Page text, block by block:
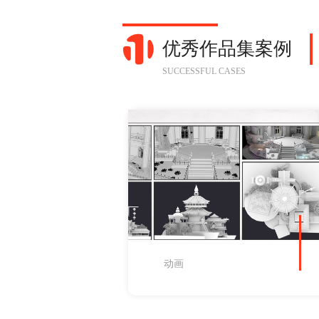
优秀作品集案例
SUCCESSFUL CASES
动画